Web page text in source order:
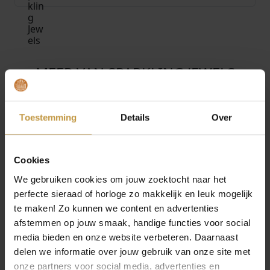
Toestemming Details Over
Cookies
We gebruiken cookies om jouw zoektocht naar het
perfecte sieraad of horloge zo makkelijk en leuk mogelijk
te maken! Zo kunnen we content en advertenties
afstemmen op jouw smaak, handige functies voor social
media bieden en onze website verbeteren. Daarnaast
delen we informatie over jouw gebruik van onze site met
onze partners voor social media, advertenties en
MEER VAN SPARKLING JEWELS
LIMITED ALPE
1x Direct leverbaar, 1
LIMITED MOEDERDAG